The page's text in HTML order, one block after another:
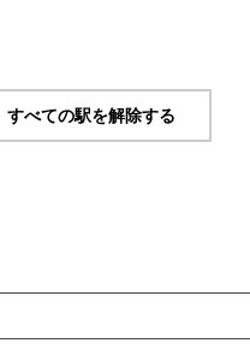
すべての駅を解除する